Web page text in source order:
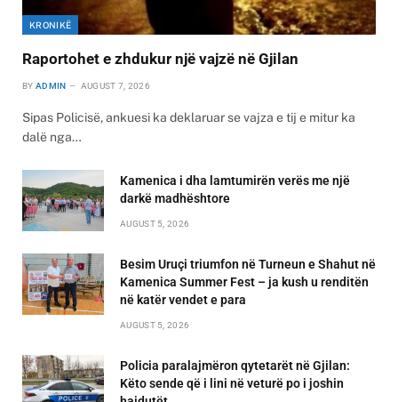
KRONIKË
Raportohet e zhdukur një vajzë në Gjilan
BY ADMIN AUGUST 7, 2026
Sipas Policisë, ankuesi ka deklaruar se vajza e tij e mitur ka
dalë nga…
Kamenica i dha lamtumirën verës me një
darkë madhështore
AUGUST 5, 2026
Besim Uruçi triumfon në Turneun e Shahut në
Kamenica Summer Fest – ja kush u renditën
në katër vendet e para
AUGUST 5, 2026
Policia paralajmëron qytetarët në Gjilan:
Këto sende që i lini në veturë po i joshin